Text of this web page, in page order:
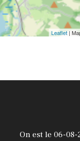
Leaflet |
On est le 06-08-